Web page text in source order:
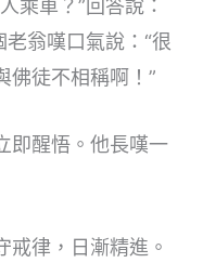
乘車？”回答說：
老翁嘆口氣說：“很
佛徒不相稱啊！”
即醒悟。他長嘆一
戒律，日漸精進。